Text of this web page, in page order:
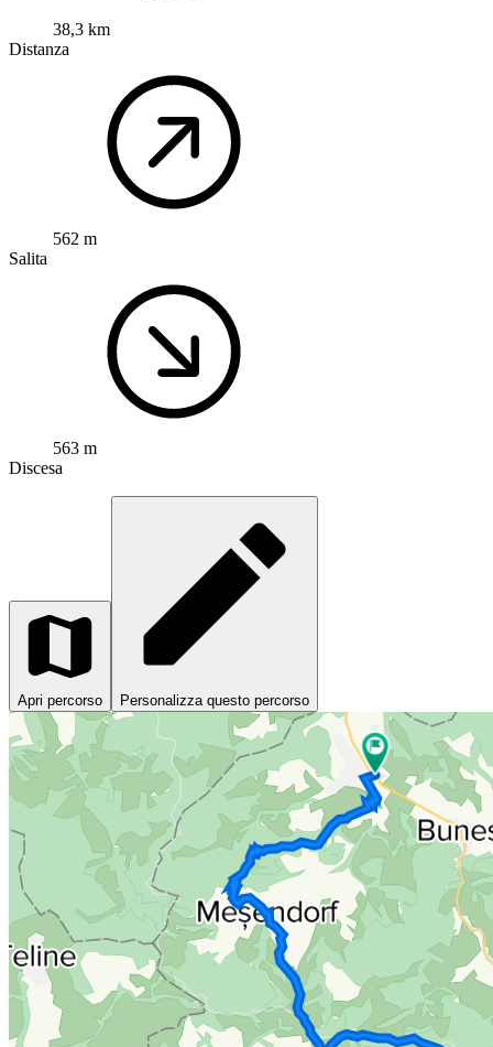
38,3 km
Distanza
562 m
Salita
563 m
Discesa
Apri percorso Personalizza questo percorso